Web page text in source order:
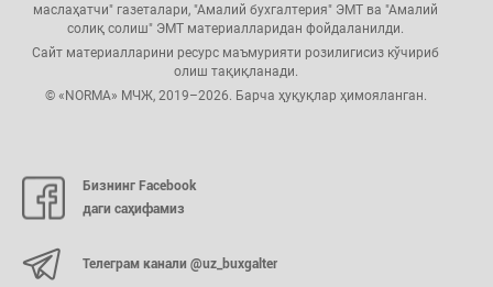
маслаҳатчи" газеталари, "Амалий бухгалтерия" ЭМТ ва "Амалий
солиқ солиш" ЭМТ материалларидан фойдаланилди.
Сайт материалларини ресурс маъмурияти розилигисиз кўчириб
олиш тақиқланади.
© «NORMA» МЧЖ, 2019–2026. Барча ҳуқуқлар ҳимояланган.
Бизнинг Facebook
даги саҳифамиз
Телеграм канали @uz_buxgalter